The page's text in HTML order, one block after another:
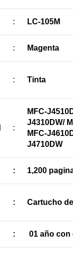
: LC-105M
: Magenta
: Tinta
:
MFC-
J4310DW/
MFC-
J4710DW
: 1,200
: Cartucho
: 01 año con